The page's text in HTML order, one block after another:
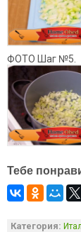
ФОТО Шаг №5.
Тебе
Категория: